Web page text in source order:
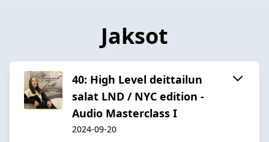
Jaksot
40: High Level deittailun
salat LND / NYC edition -
Audio Masterclass I
2024-09-20